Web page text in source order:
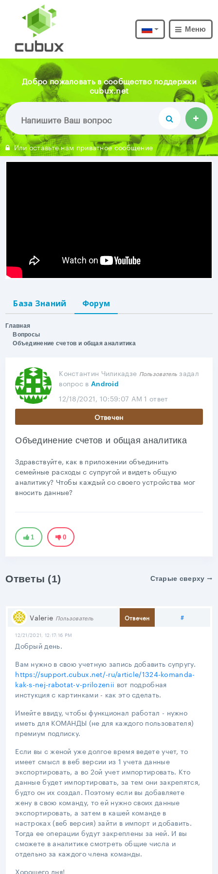
Меню
Добро пожаловать в сообщество поддержки
cubux.net
Или оставьте нам приватное сообщение
База Знаний Форум
Главная
Вопросы
Объединение счетов и общая аналитика
Константин Чиликадзе Пользователь задал
вопрос в Android
12/18/2021, 10:59:07 AM 1 ответ
Отвечен
Объединение счетов и общая аналитика
Здравствуйте, как в приложении объединить
семейные расходы с супругой и видеть общую
аналитику? Чтобы каждый со своего устройства мог
вносить данные?
1 0
Ответы (1) Старые сверху
Valerie Пользователь Отвечен #
12/21/2021, 12:17:16 PM
Добрый день.
Вам нужно в свою учетную запись добавить супругу.
https://support.cubux.net/-ru/article/1324-komanda-
kak-s-nej-rabotat-v-prilozenii вот подробная
инстукция с картинками - как это сделать.
Имейте ввиду, чтобы функционал работал - нужно
иметь для КОМАНДЫ (не для каждого пользователя)
премиум подписку.
Если вы с женой уже долгое время ведете учет, то
имеет смысл в веб версии из 1 учета данные
экспортировать, а во 2ой учет импортировать. Кто
данные будет импортировать, за тем они закрепятся,
будто он их создал. Поэтому если вы добавляете
жену в свою команду, то ей нужно своих данные
экспортировать, а затем в кашей команде в
настроках (веб версия) зайти в импорт и добавить.
Тогда ее операции будут закреплены за ней. И вы
сможете в аналитике смотреть общие числа и
отдельно за каждого члена команды.
Хорошего дня!